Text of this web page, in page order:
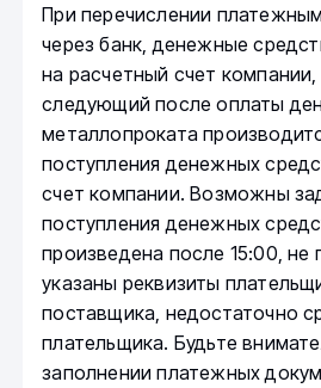
При перечислении
через банк, денежные
на расчетный счет
следующий после оплаты
металлопроката
поступления денежных
счет компании. Возможны
поступления денежных
произведена после 15:00, не
указаны реквизиты
поставщика, недостаточно
плательщика. Будьте
заполнении платежных